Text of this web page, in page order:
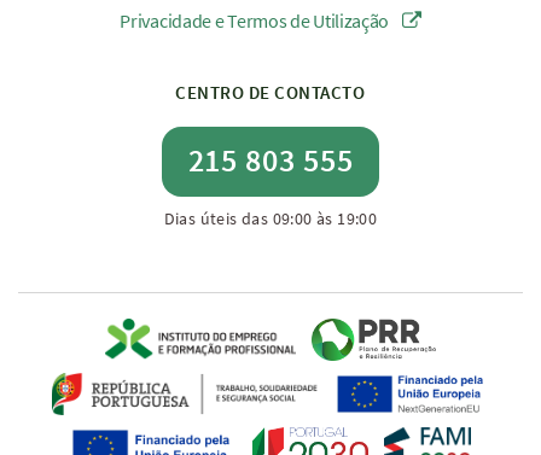
Privacidade e Termos de Utilização
CENTRO DE CONTACTO
215 803 555
Dias úteis das 09:00 às 19:00